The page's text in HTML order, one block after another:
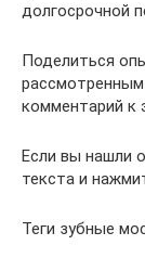
долгосрочной
Поделиться
комментарий к
Если вы нашли
текста и
Теги зубные